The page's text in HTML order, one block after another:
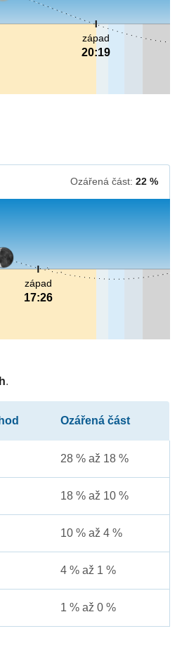
západ
20:19
Ozářená část: 22 %
západ
17:26
.
Ozářená část
28 % až 18 %
18 % až 10 %
10 % až 4 %
4 % až 1 %
1 % až 0 %